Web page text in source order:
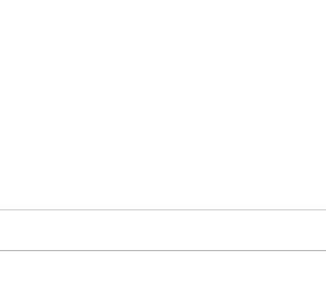
Beachsoccer